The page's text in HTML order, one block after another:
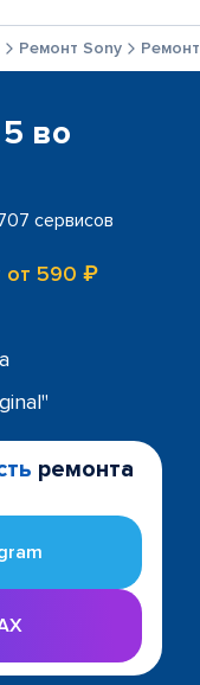
Ремонт Sony
во
сервисов
от 590 ₽
ремонта